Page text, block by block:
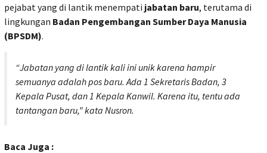
pejabat yang di lantik menempati jabatan baru, terutama di
lingkungan Badan Pengembangan Sumber Daya Manusia
(BPSDM).
“Jabatan yang di lantik kali ini unik karena hampir
semuanya adalah pos baru. Ada 1 Sekretaris Badan, 3
Kepala Pusat, dan 1 Kepala Kanwil. Karena itu, tentu ada
tantangan baru,” kata Nusron.
Baca Juga :